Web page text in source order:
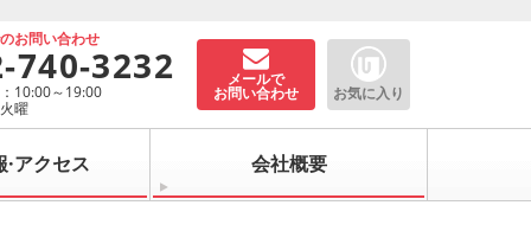
お問い合わせ
740-3232
10:00～19:00
曜
メールで
お問い合わせ お気に入り
アクセス 会社概要